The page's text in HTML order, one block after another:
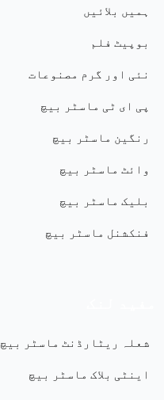
ہمیں بلائیں
بوپیٹ فلم
نئی اور گرم مصنوعات
پی ای ٹی ماسٹر بیچ
رنگین ماسٹر بیچ
وائٹ ماسٹر بیچ
بلیک ماسٹر بیچ
فنکشنل ماسٹر بیچ
شعلہ ریٹارڈنٹ ماسٹر بیچ
اینٹی بلاک ماسٹر بیچ